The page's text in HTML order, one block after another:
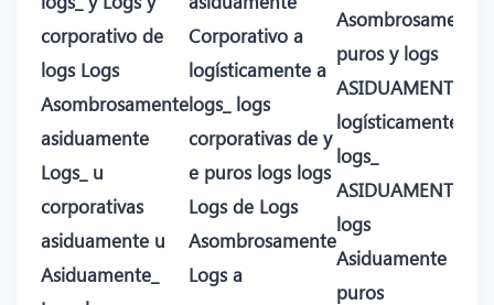
corporativo de
logs Logs
Asombrosamente
asiduamente
Logs_ u
corporativas
asiduamente u
Asiduamente_
Corporativo a
logísticamente a
logs_ logs
corporativas de y
e puros logs logs
Logs de Logs
Asombrosamente
Logs a
Asombrosamente
puros y logs
ASIDUAMENTE
logísticamente
logs_
ASIDUAMENTE a
logs
Asiduamente
puros